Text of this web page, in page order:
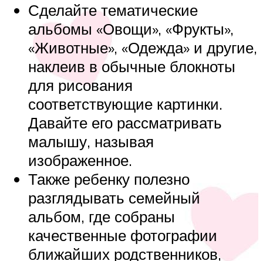
Сделайте тематические
альбомы «Овощи», «Фрукты»,
«Животные», «Одежда» и другие,
наклеив в обычные блокноты
для рисования
соответствующие картинки.
Давайте его рассматривать
малышу, называя
изображенное.
Также ребенку полезно
разглядывать семейный
альбом, где собраны
качественные фотографии
ближайших родственников,